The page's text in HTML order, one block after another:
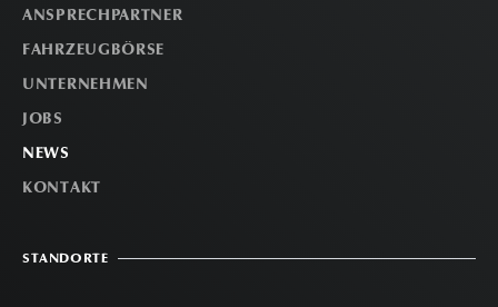
ANSPRECHPARTNER
FAHRZEUGBÖRSE
UNTERNEHMEN
JOBS
NEWS
KONTAKT
STANDORTE